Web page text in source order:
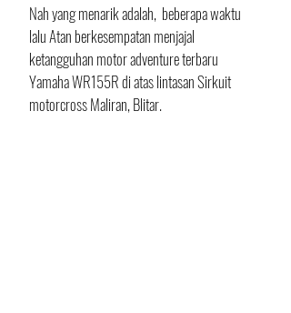
Nah yang menarik adalah,  beberapa waktu
lalu Atan berkesempatan menjajal
ketangguhan motor adventure terbaru
Yamaha WR155R di atas lintasan Sirkuit
motorcross Maliran, Blitar.